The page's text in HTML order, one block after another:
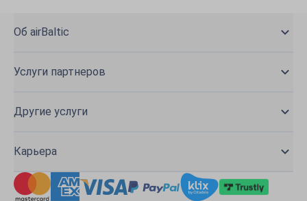
Об airBaltic
Услуги партнеров
Другие услуги
Карьера